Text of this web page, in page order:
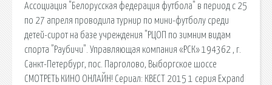
Ассоциация "Белорусская федерация футбола" в период с 25
по 27 апреля проводила турнир по мини-футболу среди
детей-сирот на базе учреждения "РЦОП по зимним видам
спорта "Раубичи". Управляющая компания «РСК» 194362 , г.
Санкт-Петербург, пос. Парголово, Выборгское шоссе
СМОТРЕТЬ КИНО ОНЛАЙН! Сериал: КВЕСТ 2015 1 серия Expand